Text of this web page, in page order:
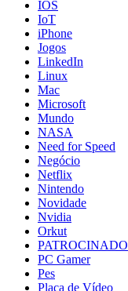
IOS
IoT
iPhone
Jogos
LinkedIn
Linux
Mac
Microsoft
Mundo
NASA
Need for Speed
Negócio
Netflix
Nintendo
Novidade
Nvidia
Orkut
PATROCINADO
PC Gamer
Pes
Placa de Vídeo